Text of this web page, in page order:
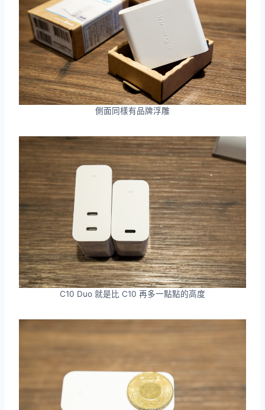
側面同樣有品牌浮雕
C10 Duo 就是比 C10 再多一點點的高度